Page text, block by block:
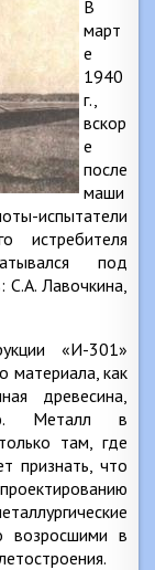
В
март
е
1940
г.,
вскор
е
после
маши
испытатели
истребителя
под
С.А. Лавочкина,
«И-301»
материала, как
древесина,
Металл в
там, где
признать, что
возросшими в